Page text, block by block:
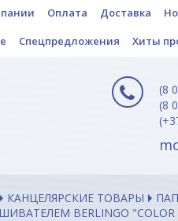
Оплата Доставка
Спецпредложения Хиты
(8
(8
КАНЦЕЛЯРСКИЕ ТОВАРЫ
BERLINGO